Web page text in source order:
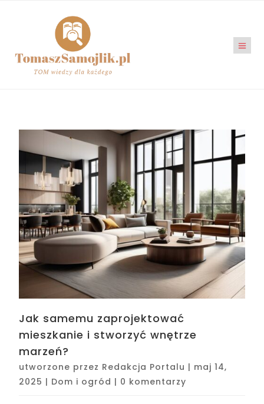
Jak samemu zaprojektować
mieszkanie i stworzyć wnętrze
marzeń?
utworzone przez Redakcja Portalu | maj 14,
2025 | Dom i ogród | 0 komentarzy